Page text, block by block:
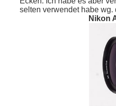
selten verwendet habe
Nikon